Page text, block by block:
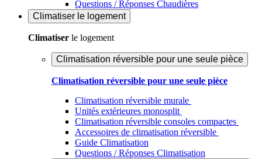
Questions / Réponses Chaudières
Climatiser le logement
Climatiser le logement
Climatisation réversible pour une seule pièce
Climatisation réversible pour une seule pièce
Climatisation réversible murale
Unités extérieures monosplit
Climatisation réversible consoles compactes
Accessoires de climatisation réversible
Guide Climatisation
Questions / Réponses Climatisation